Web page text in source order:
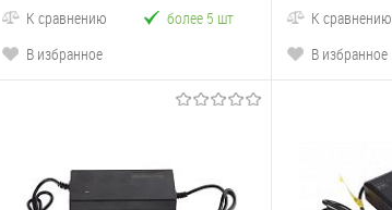
К сравнению
более 5 шт
В избранное
К сравнению
В избранное